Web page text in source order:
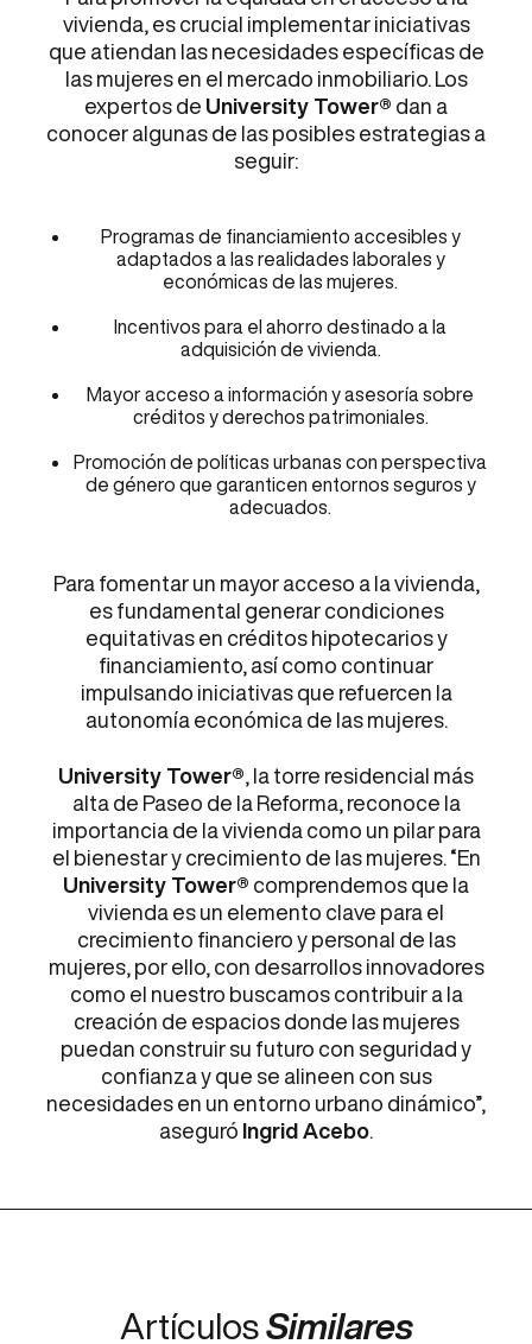
vivienda, es crucial implementar iniciativas
que atiendan las necesidades específicas de
las mujeres en el mercado inmobiliario. Los
expertos de University Tower® dan a
conocer algunas de las posibles estrategias a
seguir:
Programas de financiamiento accesibles y
adaptados a las realidades laborales y
económicas de las mujeres.
Incentivos para el ahorro destinado a la
adquisición de vivienda.
Mayor acceso a información y asesoría sobre
créditos y derechos patrimoniales.
Promoción de políticas urbanas con perspectiva
de género que garanticen entornos seguros y
adecuados.
Para fomentar un mayor acceso a la vivienda,
es fundamental generar condiciones
equitativas en créditos hipotecarios y
financiamiento, así como continuar
impulsando iniciativas que refuercen la
autonomía económica de las mujeres.
University Tower® , la torre residencial más
alta de Paseo de la Reforma, reconoce la
importancia de la vivienda como un pilar para
el bienestar y crecimiento de las mujeres. “En
University Tower® comprendemos que la
vivienda es un elemento clave para el
crecimiento financiero y personal de las
mujeres, por ello, con desarrollos innovadores
como el nuestro buscamos contribuir a la
creación de espacios donde las mujeres
puedan construir su futuro con seguridad y
confianza y que se alineen con sus
necesidades en un entorno urbano dinámico”,
aseguró Ingrid Acebo
Artículos Similares